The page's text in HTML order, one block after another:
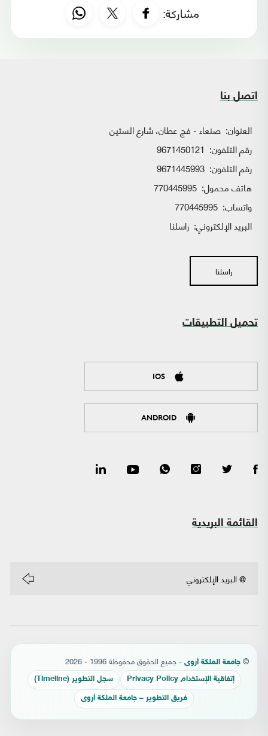
مشاركة:
اتصل بنا
العنوان: صنعاء - فج عطان، شارع الستين
رقم التلفون: 9671450121
رقم التلفون: 9671445993
هاتف محمول: 770445995
واتساب:
البريد الإلكتروني: راسلنا
راسلنا
تحميل التطبيقات
IOS
ANDROID
القائمة البريدية
© جامعة الملكة أروى - جميع الحقوق محفوظة 1996 - 2026
إتفاقية الإستخدام Privacy Policy سجل التطوير (Timeline)
فريق التطوير – جامعة الملكة أروى